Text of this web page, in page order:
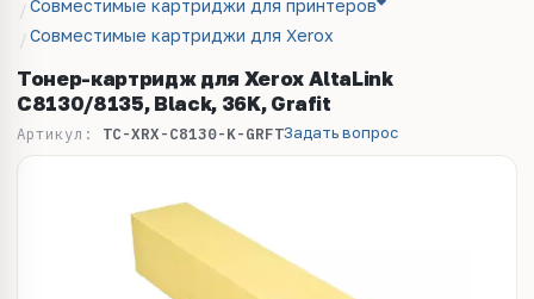
Совместимые картриджи для принтеров
Совместимые картриджи для Xerox
Тонер-картридж для Xerox AltaLink
C8130/8135, Black, 36K, Grafit
Артикул: TC-XRX-C8130-K-GRFTЗадать вопрос